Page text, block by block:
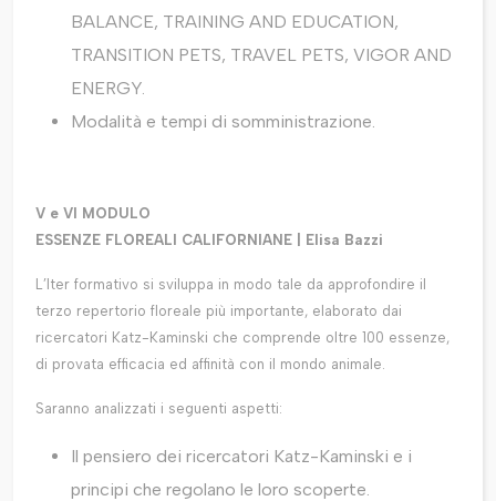
BALANCE, TRAINING AND EDUCATION,
TRANSITION PETS, TRAVEL PETS, VIGOR AND
ENERGY.
Modalità e tempi di somministrazione.
V e VI MODULO
ESSENZE FLOREALI CALIFORNIANE | Elisa Bazzi
L’Iter formativo si sviluppa in modo tale da approfondire il
terzo repertorio floreale più importante, elaborato dai
ricercatori Katz-Kaminski che comprende oltre 100 essenze,
di provata efficacia ed affinità con il mondo animale.
Saranno analizzati i seguenti aspetti:
Il pensiero dei ricercatori Katz-Kaminski e i
principi che regolano le loro scoperte.